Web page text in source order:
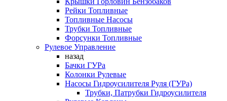
Рейки Топливные
Топливные Насосы
Трубки Топливные
Форсунки Топливные
Рулевое Управление
назад
Бачки ГУРа
Колонки Рулевые
Насосы Гидроусилителя Руля (ГУРа)
Трубки, Патрубки Гидроусилителя